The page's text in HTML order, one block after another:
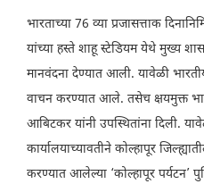
भारताच्या 76 व्या प्रजासत्ताक
यांच्या हस्ते शाहू स्टेडियम येथे मुख्य
मानवंदना देण्यात आली. यावेळी
वाचन करण्यात आले. तसेच क्षयमुक्त
आबिटकर यांनी उपस्थितांना दिली.
कार्यालयाच्यावतीने कोल्हापूर
करण्यात आलेल्या ‘कोल्हापूर पर्यटन’